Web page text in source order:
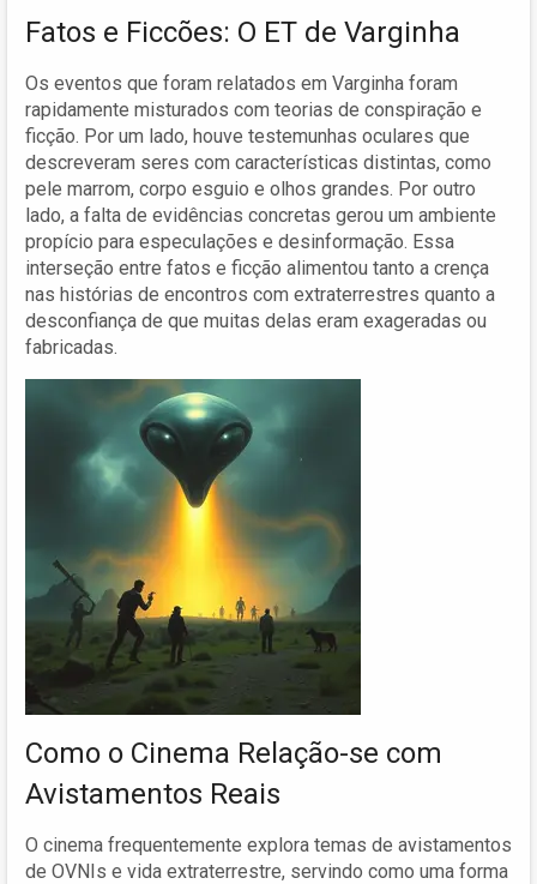
Fatos e Ficcões: O ET de Varginha
Os eventos que foram relatados em Varginha foram
rapidamente misturados com teorias de conspiração e
ficção. Por um lado, houve testemunhas oculares que
descreveram seres com características distintas, como
pele marrom, corpo esguio e olhos grandes. Por outro
lado, a falta de evidências concretas gerou um ambiente
propício para especulações e desinformação. Essa
interseção entre fatos e ficção alimentou tanto a crença
nas histórias de encontros com extraterrestres quanto a
desconfiança de que muitas delas eram exageradas ou
fabricadas.
Como o Cinema Relação-se com
Avistamentos Reais
O cinema frequentemente explora temas de avistamentos
de OVNIs e vida extraterrestre, servindo como uma forma